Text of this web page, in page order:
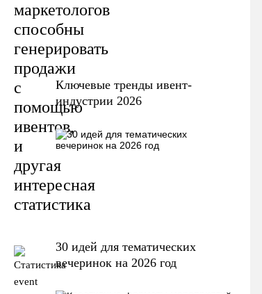
маркетологов
способны
генерировать
продажи
с
помощью
ивентов,
и
другая
интересная
статистика
Ключевые тренды ивент-
индустрии 2026
30 идей для тематических
вечеринок на 2026 год